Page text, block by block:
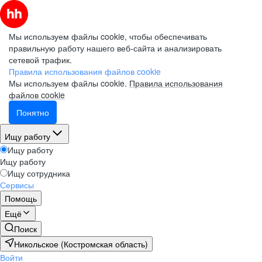
Мы используем файлы cookie, чтобы обеспечивать
правильную работу нашего веб-сайта и анализировать
сетевой трафик.
Правила использования файлов cookie
Мы используем файлы cookie. Правила использования
файлов cookie
Понятно
Ищу работу
Ищу работу
Ищу работу
Ищу сотрудника
Сервисы
Помощь
Ещё
Поиск
Никольское (Костромская область)
Войти